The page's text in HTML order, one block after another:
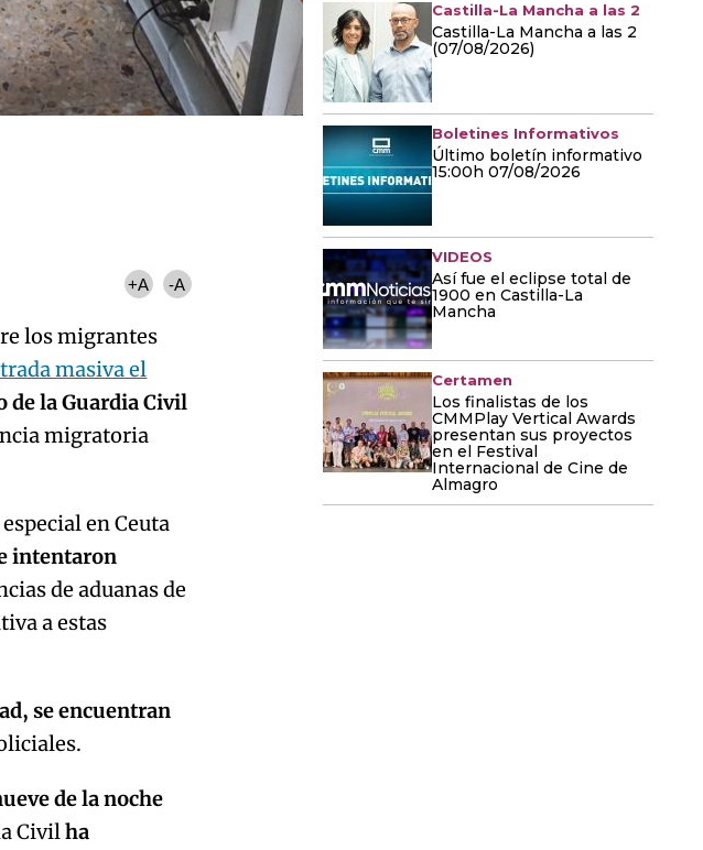
+A -A
los migrantes
masiva el
de la Guardia Civil
migratoria
en Ceuta
intentaron
de aduanas de
a estas
se encuentran
de la noche
Civilha
Castilla-La Mancha a las 2
Castilla-La Mancha a las 2
(07/08/2026)
Boletines Informativos
Último boletín informativo
15:00h 07/08/2026
VIDEOS
Así fue el eclipse total de
1900 en Castilla-La
Mancha
Certamen
Los finalistas de los
CMMPlay Vertical Awards
presentan sus proyectos
en el Festival
Internacional de Cine de
Almagro